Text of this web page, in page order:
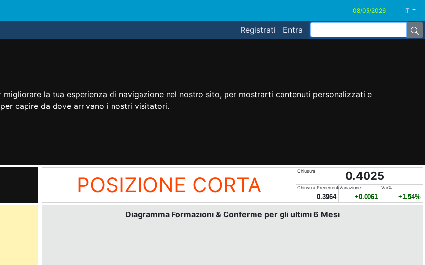
la tua esperienza di navigazione nel nostro sito, per mostrarti contenuti personalizzati e
capire da dove arrivano i nostri visitatori.
IT
Registrati Entra
POSIZIONE CORTA
Chiusura 0.4025
Chiusura Precedente
0.3964
Variazione
+0.0061
Var%
+1.54%
Diagramma Formazioni & Conferme per gli ultimi 6 Mesi